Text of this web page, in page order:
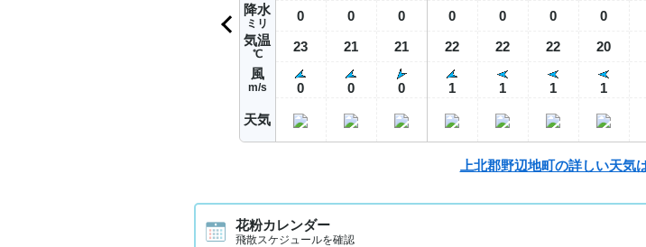
降水
ミリ
気温
℃
風
m/s
天気
0
23
0
0
21
0
0
21
0
0
22
1
0
22
1
0
22
1
0
20
1
上北郡野辺地町の詳しい天気
花粉カレンダー
飛散スケジュールを確認